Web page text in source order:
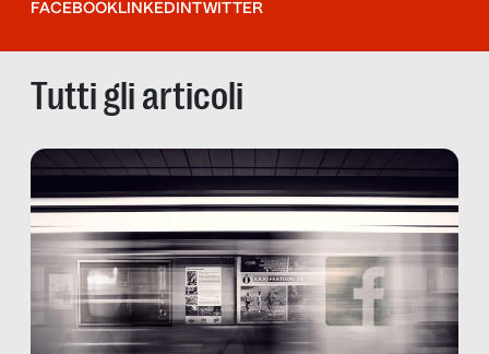
FACEBOOKLINKEDIN TWITTER
Tutti gli articoli